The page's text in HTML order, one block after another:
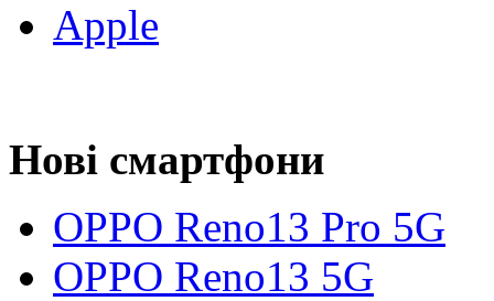
Apple
Нові смартфони
OPPO Reno13 Pro 5G
OPPO Reno13 5G